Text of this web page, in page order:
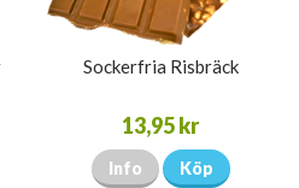
Sockerfria Risbräck
13,95 kr
Info Köp